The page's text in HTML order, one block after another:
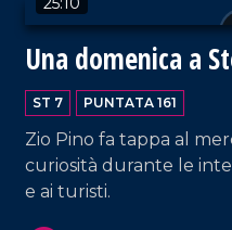
Una domenica a
ST 7 PUNTATA 161
Zio Pino fa tappa al
curiosità durante le
e ai turisti.
VAI AL TITOLO